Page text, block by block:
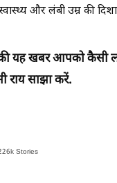
और लंबी उम्र की
यह खबर आपको कैसी
राय साझा करें.
Stories